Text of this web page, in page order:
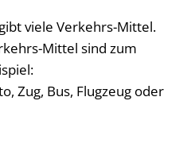
viele Verkehrs-Mittel.
Mittel sind zum
Zug, Bus, Flugzeug oder